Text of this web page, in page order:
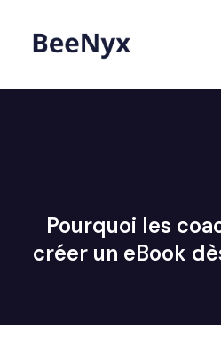
Pourquoi les
créer un eBook